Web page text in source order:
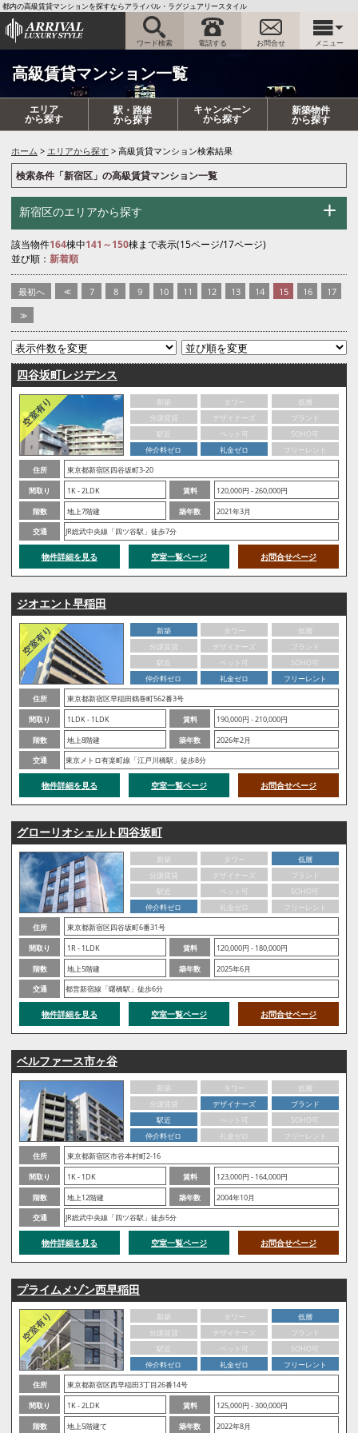
都内の高級賃貸マンションを探すならアライバル・ラグジュアリースタイル
ワード検索 電話する お問合せ メニュー
高級賃貸マンション一覧
エリア
から探す
駅・路線
から探す
キャンペーン
から探す
新築物件
から探す
ホーム エリアから探す 高級賃貸マンション検索結果
検索条件「新宿区」の高級賃貸マンション一覧
新宿区のエリアから探す
該当物件164棟中141～150棟まで表示(15ページ/17ページ)
並び順： 新着順
最初へ << 7 8 9 10 11 12 13 14 15 16
17
>>
四谷坂町レジデンス
新築 タワー
低層
分譲賃貸
デザイナーズ
ブランド
駅近
ペット可
SOHO可
仲介料ゼロ
礼金ゼロ
フリーレント
住所
東京都新宿区四谷坂町3-20
間取り
1K - 2LDK 賃料
120,000円 - 260,000円
階数
地上7階建 築年数
2021年3月
交通
JR総武中央線「四ツ谷駅」徒歩7分
物件詳細を見る 空室一覧ページ お問合せページ
ジオエント早稲田
新築 タワー
低層
分譲賃貸
デザイナーズ
ブランド
駅近
ペット可
SOHO可
仲介料ゼロ
礼金ゼロ
フリーレント
住所
東京都新宿区早稲田鶴巻町562番3号
間取り
1LDK - 1LDK 賃料
190,000円 - 210,000円
階数
地上8階建 築年数
2026年2月
交通
東京メトロ有楽町線「江戸川橋駅」徒歩8分
物件詳細を見る 空室一覧ページ お問合せページ
グローリオシェルト四谷坂町
新築 タワー
低層
分譲賃貸
デザイナーズ
ブランド
駅近
ペット可
SOHO可
仲介料ゼロ
礼金ゼロ
フリーレント
住所
東京都新宿区四谷坂町6番31号
間取り
1R - 1LDK 賃料
120,000円 - 180,000円
階数
地上5階建 築年数
2025年6月
交通
都営新宿線「曙橋駅」徒歩6分
物件詳細を見る 空室一覧ページ お問合せページ
ベルファース市ヶ谷
新築 タワー
低層
分譲賃貸
デザイナーズ
ブランド
駅近
ペット可
SOHO可
仲介料ゼロ
礼金ゼロ
フリーレント
住所
東京都新宿区市谷本村町2-16
間取り
1K - 1DK 賃料
123,000円 - 164,000円
階数
地上12階建 築年数
2004年10月
交通
JR総武中央線「四ツ谷駅」徒歩5分
物件詳細を見る 空室一覧ページ お問合せページ
プライムメゾン西早稲田
新築 タワー
低層
分譲賃貸
デザイナーズ
ブランド
駅近
ペット可
SOHO可
仲介料ゼロ
礼金ゼロ
フリーレント
住所
東京都新宿区西早稲田3丁目26番14号
間取り
1K - 2LDK 賃料
125,000円 - 300,000円
階数
地上5階建て 築年数 2022年8月